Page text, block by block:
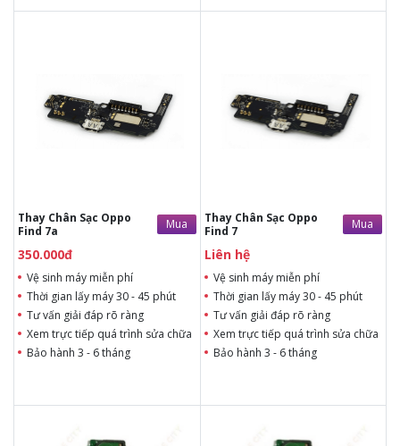
Thay Chân Sạc Oppo
Find 7a
Mua
350.000đ
Vệ sinh máy miễn phí
Thời gian lấy máy 30 - 45 phút
Tư vấn giải đáp rõ ràng
Xem trực tiếp quá trình sửa chữa
Bảo hành 3 - 6 tháng
phút
Tư vấn giải đáp rõ ràng
Xem trực tiếp quá trình
thay/ép mặt kính
Thay Chân Sạc Oppo
Find 7
Mua
Liên hệ
Vệ sinh máy miễn phí
Thời gian lấy máy 30 - 45 phút
Tư vấn giải đáp rõ ràng
Xem trực tiếp quá trình sửa chữa
Bảo hành 3 - 6 tháng
phút
Tư vấn giải đáp rõ ràng
Xem trực tiếp quá trình
thay/ép mặt kính